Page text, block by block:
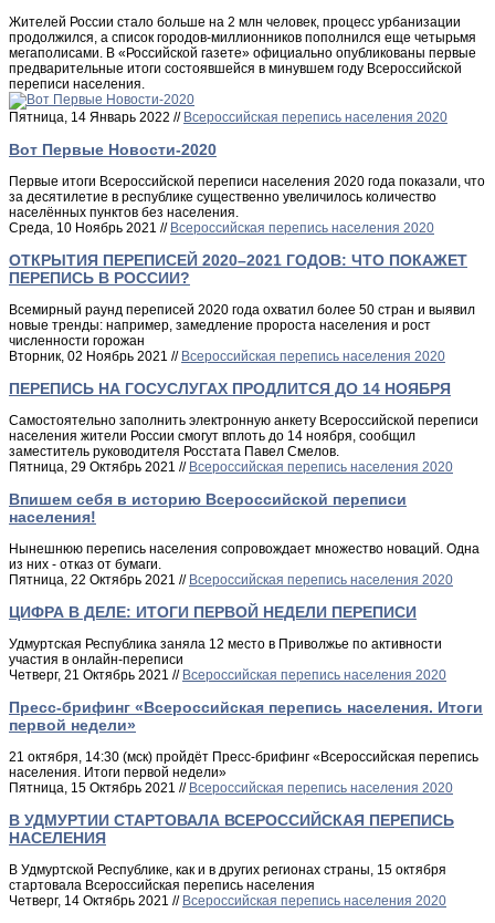
Жителей России стало больше на 2 млн человек, процесс урбанизации
продолжился, а список городов-миллионников пополнился еще четырьмя
мегаполисами. В «Российской газете» официально опубликованы первые
предварительные итоги состоявшейся в минувшем году Всероссийской
переписи населения.
Пятница, 14 Январь 2022 // Всероссийская перепись населения 2020
Вот Первые Новости-2020
Первые итоги Всероссийской переписи населения 2020 года показали, что
за десятилетие в республике существенно увеличилось количество
населённых пунктов без населения.
Среда, 10 Ноябрь 2021 // Всероссийская перепись населения 2020
ОТКРЫТИЯ ПЕРЕПИСЕЙ 2020–2021 ГОДОВ: ЧТО ПОКАЖЕТ
ПЕРЕПИСЬ В РОССИИ?
Всемирный раунд переписей 2020 года охватил более 50 стран и выявил
новые тренды: например, замедление пророста населения и рост
численности горожан
Вторник, 02 Ноябрь 2021 // Всероссийская перепись населения 2020
ПЕРЕПИСЬ НА ГОСУСЛУГАХ ПРОДЛИТСЯ ДО 14 НОЯБРЯ
Самостоятельно заполнить электронную анкету Всероссийской переписи
населения жители России смогут вплоть до 14 ноября, сообщил
заместитель руководителя Росстата Павел Смелов.
Пятница, 29 Октябрь 2021 // Всероссийская перепись населения 2020
Впишем себя в историю Всероссийской переписи
населения!
Нынешнюю перепись населения сопровождает множество новаций. Одна
из них - отказ от бумаги.
Пятница, 22 Октябрь 2021 // Всероссийская перепись населения 2020
ЦИФРА В ДЕЛЕ: ИТОГИ ПЕРВОЙ НЕДЕЛИ ПЕРЕПИСИ
Удмуртская Республика заняла 12 место в Приволжье по активности
участия в онлайн-переписи
Четверг, 21 Октябрь 2021 // Всероссийская перепись населения 2020
Пресс-брифинг «Всероссийская перепись населения. Итоги
первой недели»
21 октября, 14:30 (мск) пройдёт Пресс-брифинг «Всероссийская перепись
населения. Итоги первой недели»
Пятница, 15 Октябрь 2021 // Всероссийская перепись населения 2020
В УДМУРТИИ СТАРТОВАЛА ВСЕРОССИЙСКАЯ ПЕРЕПИСЬ
НАСЕЛЕНИЯ
В Удмуртской Республике, как и в других регионах страны, 15 октября
стартовала Всероссийская перепись населения
Четверг, 14 Октябрь 2021 // Всероссийская перепись населения 2020